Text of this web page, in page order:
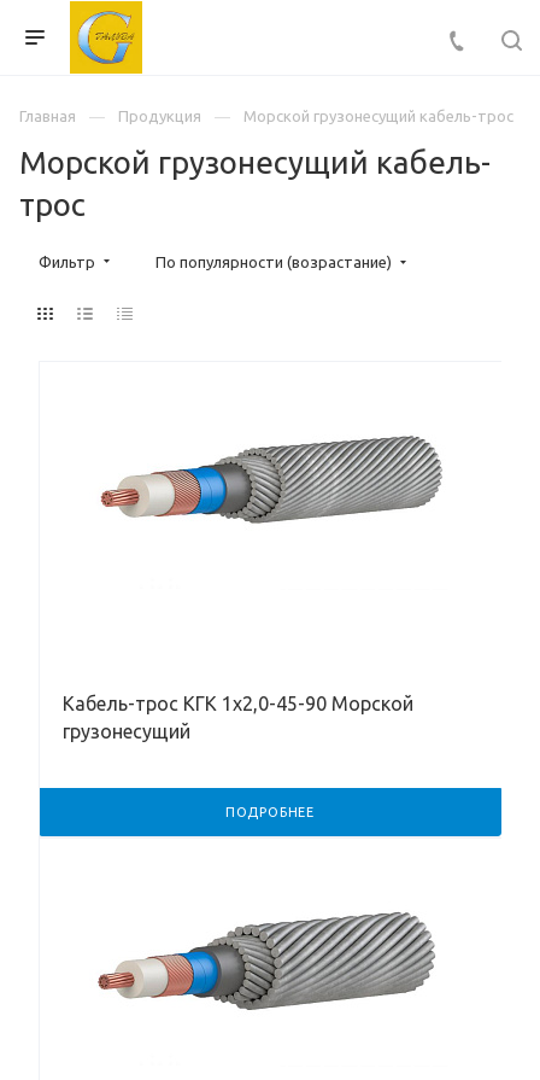
Главная Продукция Морской грузонесущий кабель-трос
Морской грузонесущий кабель-
трос
Фильтр По популярности (возрастание)
Кабель-трос КГК 1х2,0-45-90 Морской
грузонесущий
ПОДРОБНЕЕ